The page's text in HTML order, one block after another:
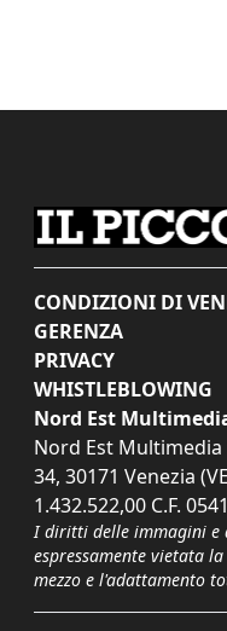
CONDIZIONI DI
GERENZA
PRIVACY
WHISTLEBLOWING
Nord Est
Nord Est Multimedia
34, 30171 Venezia
1.432.522,00 C.F.
I diritti delle immagini e
espressamente vietata
mezzo e l'adattamento